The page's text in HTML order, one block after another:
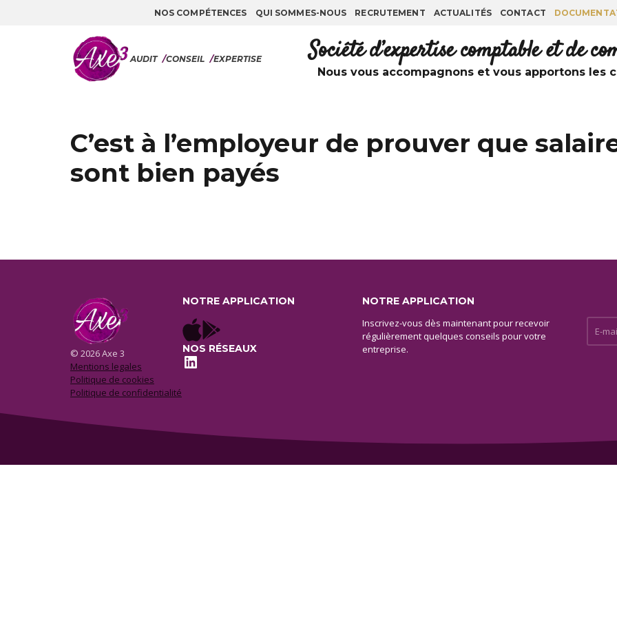
NOS COMPÉTENCES QUI SOMMES-NOUS RECRUTEMENT ACTUALITÉS CONTACT
AUDIT /CONSEIL /EXPERTISE Société d’expertise comptable et de
Nous vous accompagnons et vous apportons les
C’est à l’employeur de prouver que
sont bien payés
© 2026 Axe 3
Mentions legales
Politique de cookies
Politique de confidentialité
NOTRE APPLICATION
NOS RÉSEAUX
LinkedIn
NOTRE APPLICATION
Inscrivez-vous dès maintenant pour recevoir
régulièrement quelques conseils pour votre
entreprise.